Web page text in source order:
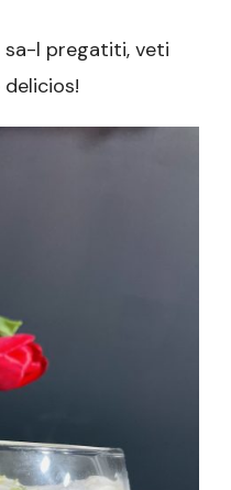
sa-l pregatiti, veti